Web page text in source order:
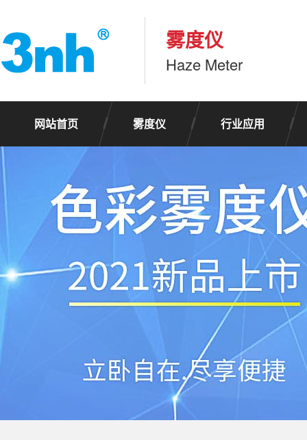
雾度仪
Haze Meter
网站首页 雾度仪 行业应用